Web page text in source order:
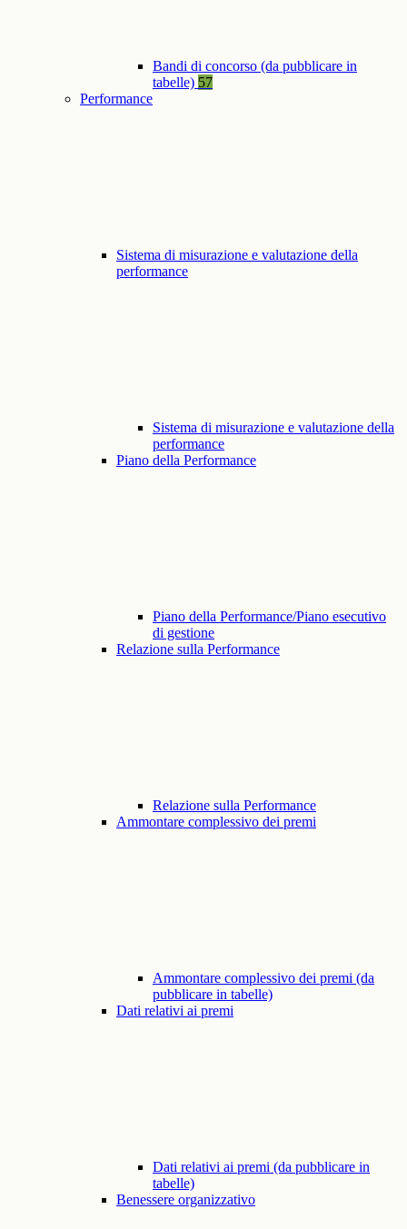
Bandi di concorso (da pubblicare in
tabelle) 57
Performance
Sistema di misurazione e valutazione della
performance
Sistema di misurazione e valutazione della
performance
Piano della Performance
Piano della Performance/Piano esecutivo
di gestione
Relazione sulla Performance
Relazione sulla Performance
Ammontare complessivo dei premi
Ammontare complessivo dei premi (da
pubblicare in tabelle)
Dati relativi ai premi
Dati relativi ai premi (da pubblicare in
tabelle)
Benessere organizzativo